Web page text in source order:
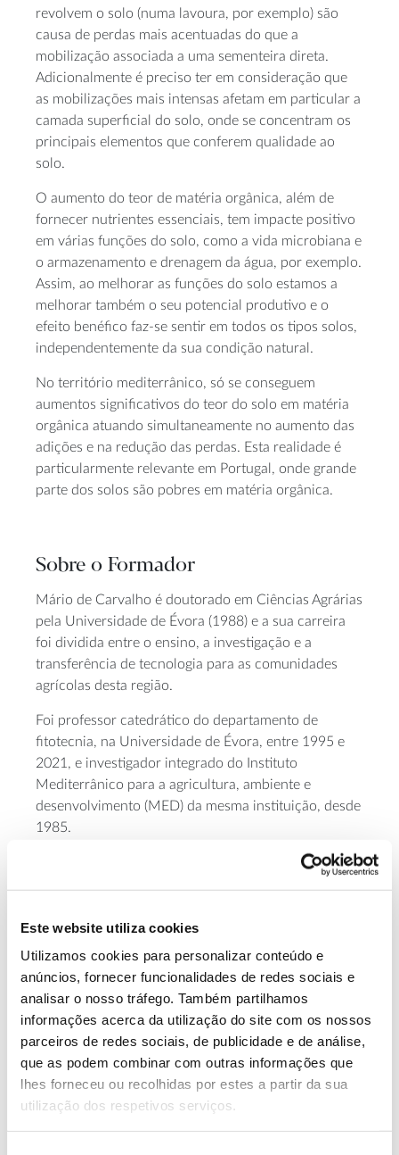
Este website utiliza cookies
Utilizamos cookies para personalizar conteúdo e
anúncios, fornecer funcionalidades de redes sociais e
analisar o nosso tráfego. Também partilhamos
informações acerca da utilização do site com os nossos
parceiros de redes sociais, de publicidade e de análise,
que as podem combinar com outras informações que
lhes forneceu ou recolhidas por estes a partir da sua
utilização dos respetivos serviços.
revolvem o solo (numa lavoura, por exemplo) são
causa de perdas mais acentuadas do que a
mobilização associada a uma sementeira direta.
Adicionalmente é preciso ter em consideração que
as mobilizações mais intensas afetam em particular a
camada superficial do solo, onde se concentram os
principais elementos que conferem qualidade ao
solo.
O aumento do teor de matéria orgânica, além de
fornecer nutrientes essenciais, tem impacte positivo
em várias funções do solo, como a vida microbiana e
o armazenamento e drenagem da água, por exemplo.
Assim, ao melhorar as funções do solo estamos a
melhorar também o seu potencial produtivo e o
efeito benéfico faz-se sentir em todos os tipos solos,
independentemente da sua condição natural.
No território mediterrânico, só se conseguem
aumentos significativos do teor do solo em matéria
orgânica atuando simultaneamente no aumento das
adições e na redução das perdas. Esta realidade é
particularmente relevante em Portugal, onde grande
parte dos solos são pobres em matéria orgânica.
Sobre o Formador
Mário de Carvalho é doutorado em Ciências Agrárias
pela Universidade de Évora (1988) e a sua carreira
foi dividida entre o ensino, a investigação e a
transferência de tecnologia para as comunidades
agrícolas desta região.
Foi professor catedrático do departamento de
fitotecnia, na Universidade de Évora, entre 1995 e
2021, e investigador integrado do Instituto
Mediterrânico para a agricultura, ambiente e
desenvolvimento (MED) da mesma instituição, desde
1985.
Desempenha, desde a sua aposentação da vida
Consulte informação de apoio
Os solos em Portugal: conhecer para beneficiar
MB)
https://florestas.pt/conhecer/projeto-ursa-uma-solucao-
circular-para-reforcar-a-materia-organica-no-solo/
“Herdade da Parreira – Sustentabilidade Económica e